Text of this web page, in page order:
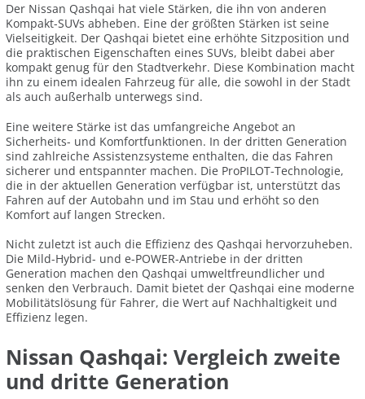
Der Nissan Qashqai hat viele Stärken, die ihn von anderen
Kompakt-SUVs abheben. Eine der größten Stärken ist seine
Vielseitigkeit. Der Qashqai bietet eine erhöhte Sitzposition und
die praktischen Eigenschaften eines SUVs, bleibt dabei aber
kompakt genug für den Stadtverkehr. Diese Kombination macht
ihn zu einem idealen Fahrzeug für alle, die sowohl in der Stadt
als auch außerhalb unterwegs sind.
Eine weitere Stärke ist das umfangreiche Angebot an
Sicherheits- und Komfortfunktionen. In der dritten Generation
sind zahlreiche Assistenzsysteme enthalten, die das Fahren
sicherer und entspannter machen. Die ProPILOT-Technologie,
die in der aktuellen Generation verfügbar ist, unterstützt das
Fahren auf der Autobahn und im Stau und erhöht so den
Komfort auf langen Strecken.
Nicht zuletzt ist auch die Effizienz des Qashqai hervorzuheben.
Die Mild-Hybrid- und e-POWER-Antriebe in der dritten
Generation machen den Qashqai umweltfreundlicher und
senken den Verbrauch. Damit bietet der Qashqai eine moderne
Mobilitätslösung für Fahrer, die Wert auf Nachhaltigkeit und
Effizienz legen.
Nissan Qashqai: Vergleich zweite
und dritte Generation